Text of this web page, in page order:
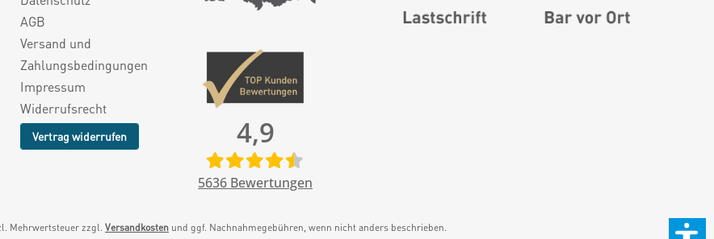
AGB
Versand und
Zahlungsbedingungen
Impressum
Widerrufsrecht
Vertrag widerrufen 4,9
5636 Bewertungen
Mehrwertsteuer zzgl.Versandkosten und ggf. Nachnahmegebühren, wenn nicht anders beschrieben.